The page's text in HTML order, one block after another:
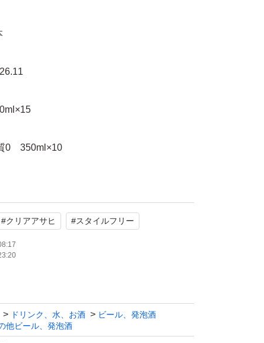
0 350ml×10
プル0 350ml×4
での発送になります
績あり。
。
#クリアアサヒ #スタイルフリー
ドリンク、水、お酒
ビール、発泡酒
他ビール、発泡酒